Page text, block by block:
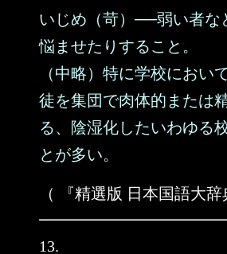
いじめ（苛）──弱い者な
悩ませたりすること。
（中略）特に学校におい
徒を集団で肉体的または
る、陰湿化したいわゆる
とが多い。
（ 『精選版 日本国語大辞
13.